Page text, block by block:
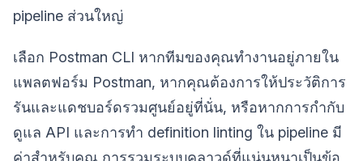
pipeline ส่วนใหญ่
เลือก Postman CLI หากทีมของคุณทำงานอยู่ภายใน
แพลตฟอร์ม Postman, หากคุณต้องการให้ประวัติการ
รันและแดชบอร์ดรวมศูนย์อยู่ที่นั่น, หรือหากการกำกับ
ดูแล API และการทำ definition linting ใน pipeline มี
ค่าสำหรับคุณ การรวมระบบคลาวด์ที่แน่นหนาเป็นข้อ